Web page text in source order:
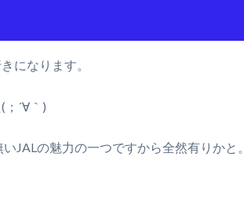
になります。
´∀｀)
JALの魅力の一つですから全然有りかと。